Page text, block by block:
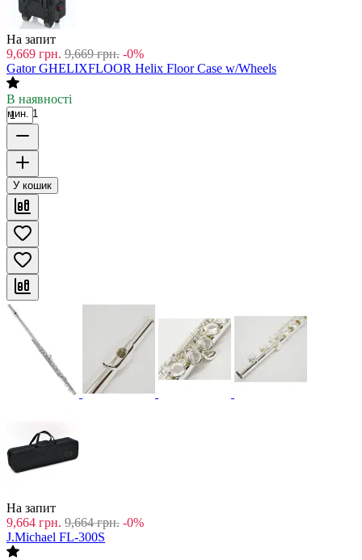
На запит
9,669 грн. 9,669 грн. -0%
Gator GHELIXFLOOR Helix Floor Case w/Wheels
В наявності
мин. 1
У кошик
На запит
9,664 грн. 9,664 грн. -0%
J.Michael FL-300S